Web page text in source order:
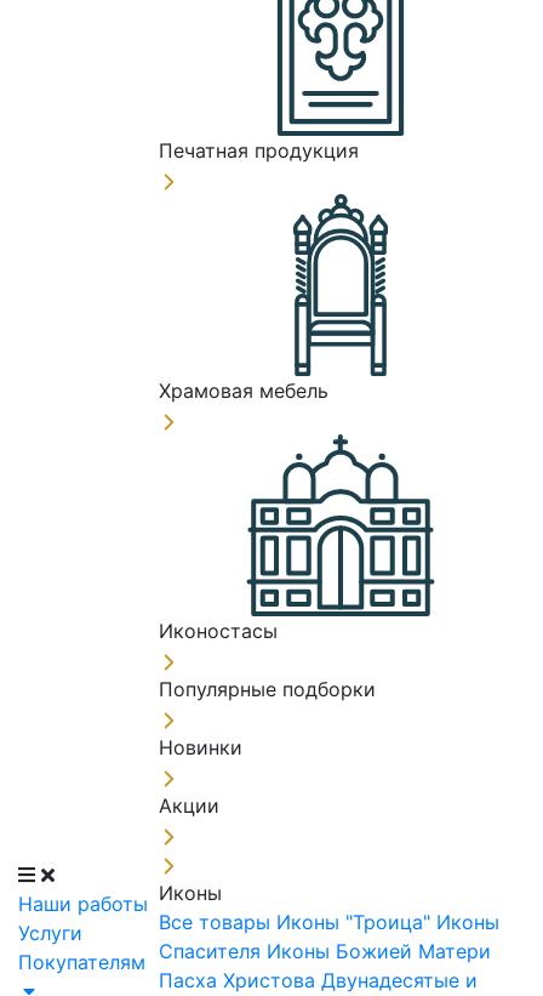
Наши работы
Услуги
Покупателям
Печатная продукция
Храмовая мебель
Иконостасы
Популярные подборки
Новинки
Акции
Иконы
Все товары Иконы "Троица" Иконы
Спасителя Иконы Божией Матери
Пасха Христова Двунадесятые и